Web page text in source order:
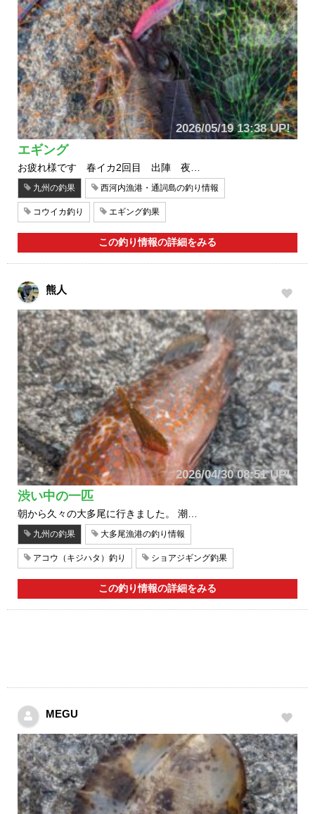
2026/05/19 13:38 UP!
エギング
お疲れ様です 春イカ2回目 出陣 夜…
九州の釣果 西河内漁港・通詞島の釣り情報
コウイカ釣り エギング釣果
この釣り情報の詳細をみる
熊人
2026/04/30 08:51 UP!
渋い中の一匹
朝から久々の大多尾に行きました。 潮…
九州の釣果 大多尾漁港の釣り情報
アコウ（キジハタ）釣り ショアジギング釣果
この釣り情報の詳細をみる
MEGU